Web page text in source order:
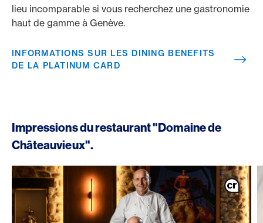
lieu incomparable si vous recherchez une gastronomie
haut de gamme à Genève.
INFORMATIONS SUR LES DINING BENEFITS
DE LA PLATINUM CARD
Impressions du restaurant "Domaine de
Châteauvieux".